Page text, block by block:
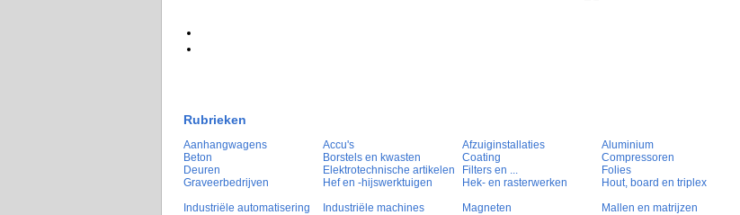
Rubrieken
Aanhangwagens Accu's Afzuiginstallaties Aluminium
Beton
Borstels en kwasten Coating Compressoren
Deuren
Elektrotechnische artikelen Filters en ... Folies
Graveerbedrijven
Hef en -hijswerktuigen Hek- en rasterwerken Hout, board en triplex
Industriële automatisering
Industriële machines Magneten Mallen en matrijzen